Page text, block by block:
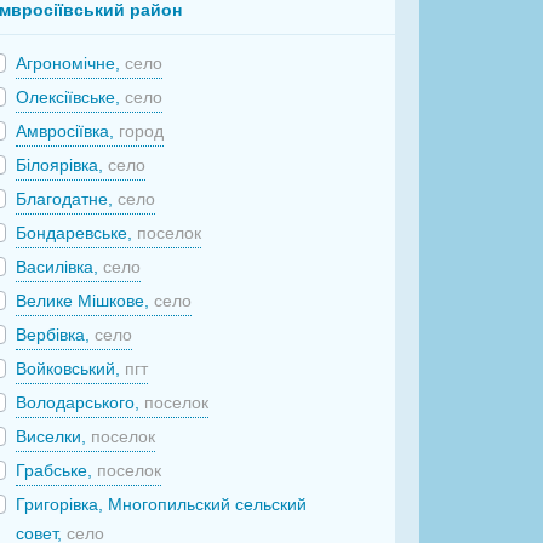
район
Агрономічне,село
Олексіївське,село
Амвросіївка, город
Білоярівка,село
Благодатне,село
Бондаревське, поселок
Василівка,село
Велике Мішкове,село
Вербівка,село
Войковський, пгт
Володарського, поселок
Виселки, поселок
Грабське, поселок
Григорівка, Многопильский сельский
совет,село